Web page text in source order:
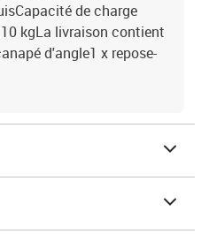
de charge
kgLa livraison contient
d'angle1 x repose-